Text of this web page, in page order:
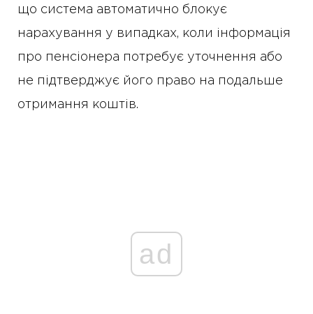
що система автоматично блокує
нарахування у випадках, коли інформація
про пенсіонера потребує уточнення або
не підтверджує його право на подальше
отримання коштів.
ad